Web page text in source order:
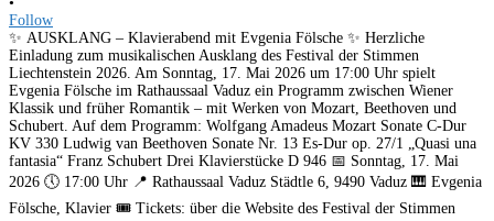
Follow
✨ AUSKLANG – Klavierabend mit Evgenia Fölsche ✨ Herzliche
Einladung zum musikalischen Ausklang des Festival der Stimmen
Liechtenstein 2026. Am Sonntag, 17. Mai 2026 um 17:00 Uhr spielt
Evgenia Fölsche im Rathaussaal Vaduz ein Programm zwischen Wiener
Klassik und früher Romantik – mit Werken von Mozart, Beethoven und
Schubert. Auf dem Programm: Wolfgang Amadeus Mozart Sonate C-Dur
KV 330 Ludwig van Beethoven Sonate Nr. 13 Es-Dur op. 27/1 „Quasi una
fantasia“ Franz Schubert Drei Klavierstücke D 946 📅 Sonntag, 17. Mai
2026 🕔 17:00 Uhr 📍 Rathaussaal Vaduz Städtle 6, 9490 Vaduz 🎹 Evgenia
Fölsche, Klavier 🎟️ Tickets: über die Website des Festival der Stimmen